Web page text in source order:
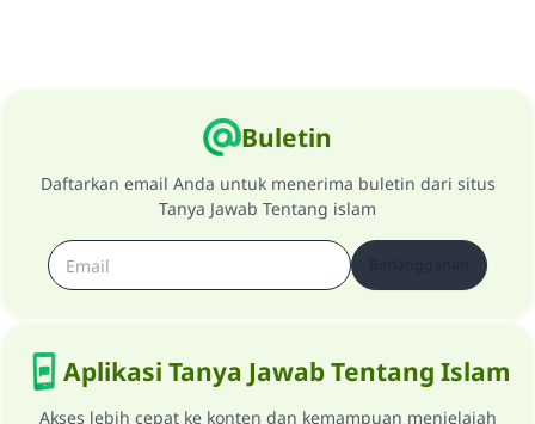
Buletin
Daftarkan email Anda untuk menerima buletin dari situs
Tanya Jawab Tentang islam
Aplikasi Tanya Jawab Tentang Islam
Akses lebih cepat ke konten dan kemampuan menjelajah